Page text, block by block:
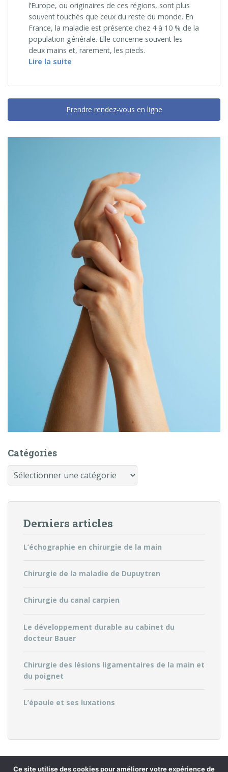
l’Europe, ou originaires de ces régions, sont plus
souvent touchés que ceux du reste du monde. En
France, la maladie est présente chez 4 à 10 % de la
population générale. Elle concerne souvent les
deux mains et, rarement, les pieds.
Lire la suite
Prendre rendez-vous en ligne
Catégories
Catégories
Derniers articles
L’échographie en chirurgie de la main
Chirurgie de la maladie de Dupuytren
Chirurgie du canal carpien
Le développement durable au cabinet du
docteur Bauer
Chirurgie des lésions ligamentaires de la main et
du poignet
L’épaule et ses luxations
Ce site utilise des cookies pour améliorer votre expérience de